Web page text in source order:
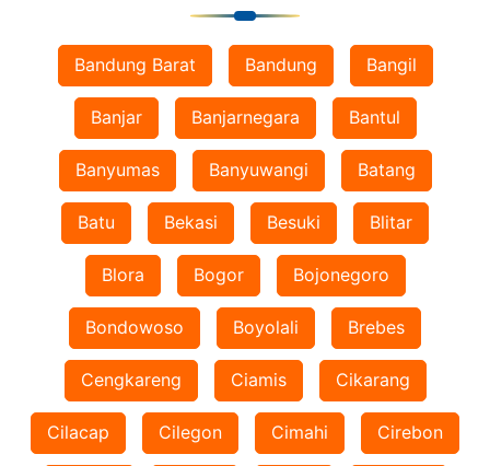
Bandung Barat Bandung Bangil
Banjar Banjarnegara Bantul
Banyumas Banyuwangi Batang
Batu Bekasi Besuki Blitar
Blora Bogor Bojonegoro
Bondowoso Boyolali Brebes
Cengkareng Ciamis Cikarang
Cilacap Cilegon Cimahi Cirebon